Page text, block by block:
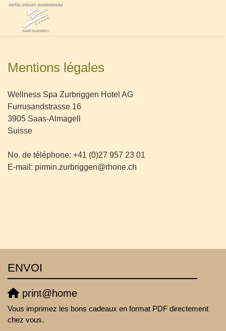
Mentions légales
Wellness Spa Zurbriggen Hotel AG
Furrusandstrasse 16
3905 Saas-Almagell
Suisse
No. de téléphone: +41 (0)27 957 23 01
E-mail: pirmin.zurbriggen@rhone.ch
ENVOI
print@home
Vous imprimez les bons cadeaux en format PDF directement
chez vous.